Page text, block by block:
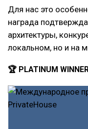
Для нас это
награда
архитектуры,
локальном, но и на
🏆 PLATINUM